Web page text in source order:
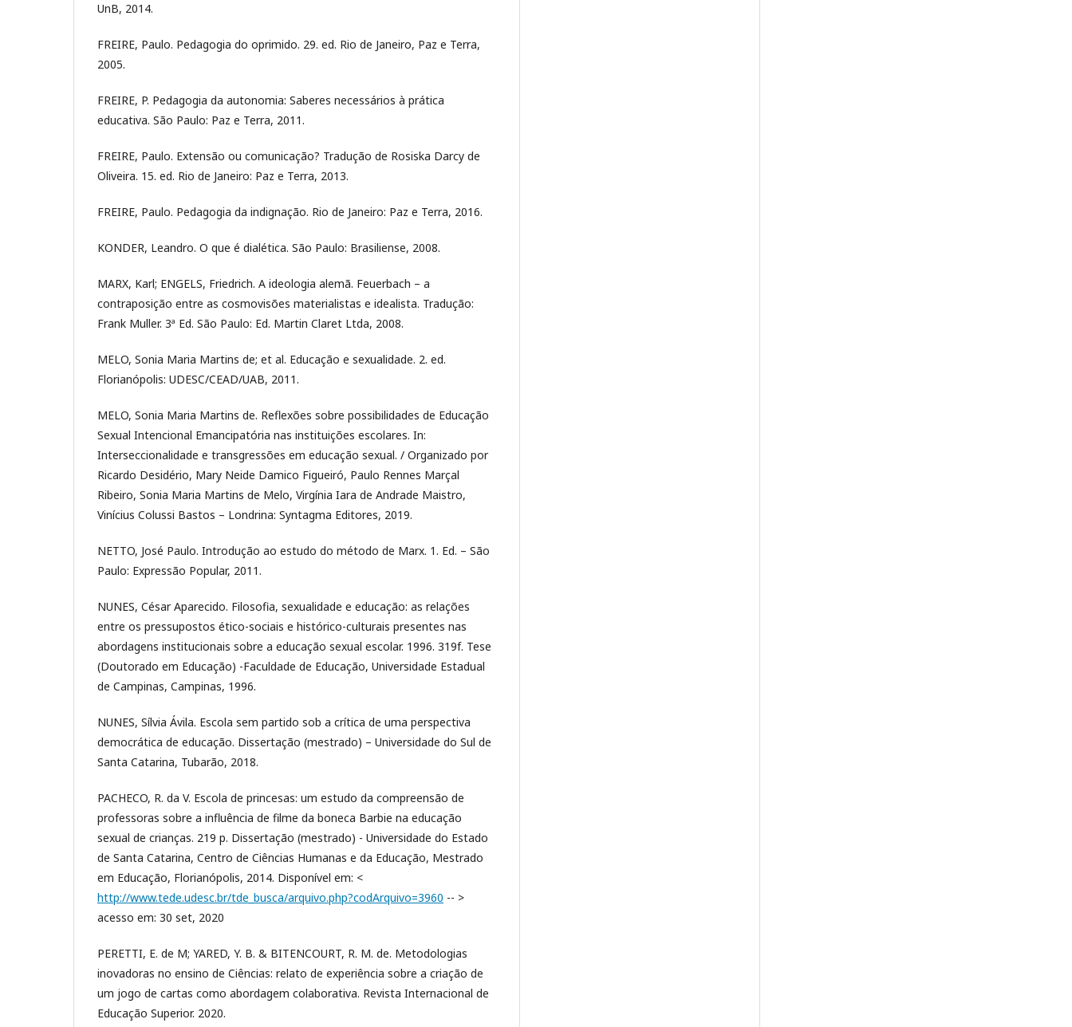
UnB, 2014.
FREIRE, Paulo. Pedagogia do oprimido. 29. ed. Rio de Janeiro, Paz e Terra,
2005.
FREIRE, P. Pedagogia da autonomia: Saberes necessários à prática
educativa. São Paulo: Paz e Terra, 2011.
FREIRE, Paulo. Extensão ou comunicação? Tradução de Rosiska Darcy de
Oliveira. 15. ed. Rio de Janeiro: Paz e Terra, 2013.
FREIRE, Paulo. Pedagogia da indignação. Rio de Janeiro: Paz e Terra, 2016.
KONDER, Leandro. O que é dialética. São Paulo: Brasiliense, 2008.
MARX, Karl; ENGELS, Friedrich. A ideologia alemã. Feuerbach – a
contraposição entre as cosmovisões materialistas e idealista. Tradução:
Frank Muller. 3ª Ed. São Paulo: Ed. Martin Claret Ltda, 2008.
MELO, Sonia Maria Martins de; et al. Educação e sexualidade. 2. ed.
Florianópolis: UDESC/CEAD/UAB, 2011.
MELO, Sonia Maria Martins de. Reflexões sobre possibilidades de Educação
Sexual Intencional Emancipatória nas instituições escolares. In:
Interseccionalidade e transgressões em educação sexual. / Organizado por
Ricardo Desidério, Mary Neide Damico Figueiró, Paulo Rennes Marçal
Ribeiro, Sonia Maria Martins de Melo, Virgínia Iara de Andrade Maistro,
Vinícius Colussi Bastos – Londrina: Syntagma Editores, 2019.
NETTO, José Paulo. Introdução ao estudo do método de Marx. 1. Ed. – São
Paulo: Expressão Popular, 2011.
NUNES, César Aparecido. Filosofia, sexualidade e educação: as relações
entre os pressupostos ético-sociais e histórico-culturais presentes nas
abordagens institucionais sobre a educação sexual escolar. 1996. 319f. Tese
(Doutorado em Educação) -Faculdade de Educação, Universidade Estadual
de Campinas, Campinas, 1996.
NUNES, Sílvia Ávila. Escola sem partido sob a crítica de uma perspectiva
democrática de educação. Dissertação (mestrado) – Universidade do Sul de
Santa Catarina, Tubarão, 2018.
PACHECO, R. da V. Escola de princesas: um estudo da compreensão de
professoras sobre a influência de filme da boneca Barbie na educação
sexual de crianças. 219 p. Dissertação (mestrado) - Universidade do Estado
de Santa Catarina, Centro de Ciências Humanas e da Educação, Mestrado
em Educação, Florianópolis, 2014. Disponível em: <
http://www.tede.udesc.br/tde_busca/arquivo.php?codArquivo=3960 -- >
acesso em: 30 set, 2020
PERETTI, E. de M; YARED, Y. B. & BITENCOURT, R. M. de. Metodologias
inovadoras no ensino de Ciências: relato de experiência sobre a criação de
um jogo de cartas como abordagem colaborativa. Revista Internacional de
Educação Superior. 2020.